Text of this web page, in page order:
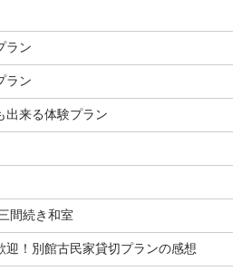
ラン
ラン
出来る体験プラン
間続き和室
迎！別館古民家貸切プランの感想